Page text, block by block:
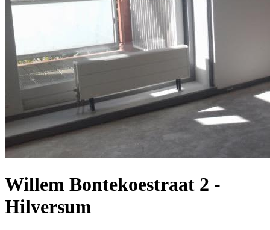
Willem Bontekoestraat 2 -
Hilversum